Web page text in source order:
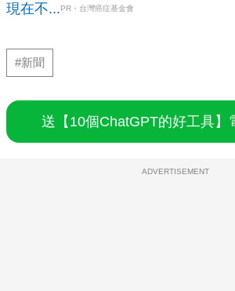
現在不...PR・台灣癌症基金會
#新聞
送【10個ChatGPT的好工具】
ADVERTISEMENT